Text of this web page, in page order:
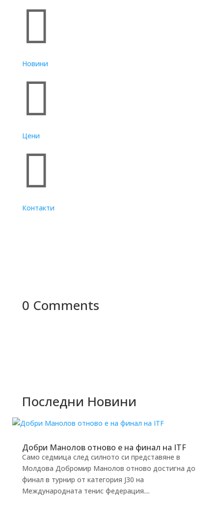

Новини

Цени

Контакти
0 Comments
Последни Новини
Добри Манолов отново е на финал на ITF
Само седмица след силното си представяне в
Молдова Добромир Манолов отново достигна до
финал в турнир от категория J30 на
Международната тенис федерация....